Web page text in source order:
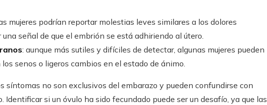
mujeres podrían reportar molestias leves similares a los dolores
una señal de que el embrión se está adhiriendo al útero.
: aunque más sutiles y difíciles de detectar, algunas mujeres pueden
senos o ligeros cambios en el estado de ánimo.
síntomas no son exclusivos del embarazo y pueden confundirse con
Identificar si un óvulo ha sido fecundado puede ser un desafío, ya que las